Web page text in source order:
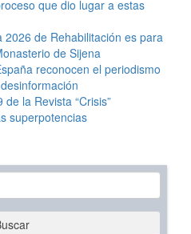
que dio lugar a estas
2026 de Rehabilitación es para
de Sijena
reconocen el periodismo
la Revista “Crisis”
superpotencias